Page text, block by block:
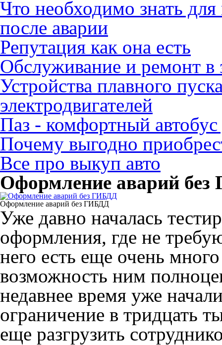
Что необходимо знать
после аварии
Репутация как она есть
Обслуживание и ремонт в
Устройства плавного
электродвигателей
Паз - комфортный
Почему выгодно
Все про выкуп авто
Оформление аварий
Оформление аварий без ГИБДД
Уже давно началась
оформления, где не
него есть еще очень
возможность ним
недавнее время уже
ограничение в тридцать
еще разгрузить